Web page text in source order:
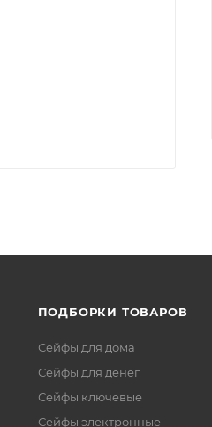
ПОДБОРКИ ТОВАРОВ
Сейфы для дома
Сейфы для денег
Сейфы ключевые
Сейфы электронные